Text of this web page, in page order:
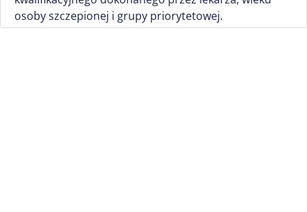
osoby szczepionej i grupy priorytetowej.